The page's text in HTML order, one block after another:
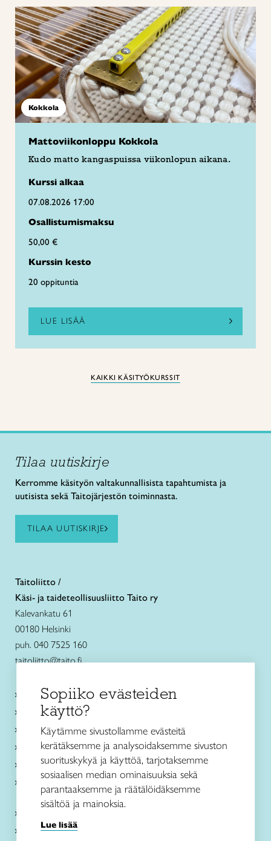
Kokkola
Mattoviikonloppu Kokkola
Kudo matto kangaspuissa viikonlopun aikana.
Kurssi alkaa
07.08.2026 17:00
Osallistumismaksu
50,00 €
Kurssin kesto
20 oppituntia
LUE LISÄÄ
KAIKKI KÄSITYÖKURSSIT
Tilaa uutiskirje
Kerromme käsityön valtakunnallisista tapahtumista ja
uutisista sekä Taitojärjestön toiminnasta.
TILAA UUTISKIRJE
Taitoliitto /
Käsi- ja taideteollisuusliitto Taito ry
Kalevankatu 61
00180 Helsinki
puh. 040 7525 160
taitoliitto@taito.fi
Käsityökurssit ja koulutus
Ajankohtaista
Käsityöohjeet
Me olemme Taito
Paikallinen toiminta
Verkkokaupat
Kirjaudu Arviin
Kirjaudu Taitocampukseen
Sopiiko evästeiden
käyttö?
Käytämme sivustollamme evästeitä
kerätäksemme ja analysoidaksemme sivuston
suorituskykyä ja käyttöä, tarjotaksemme
sosiaalisen median ominaisuuksia sekä
parantaaksemme ja räätälöidäksemme
sisältöä ja mainoksia.
Lue lisää